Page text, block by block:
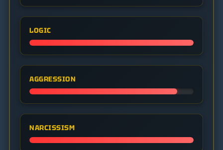
LOGIC
AGGRESSION
NARCISSISM